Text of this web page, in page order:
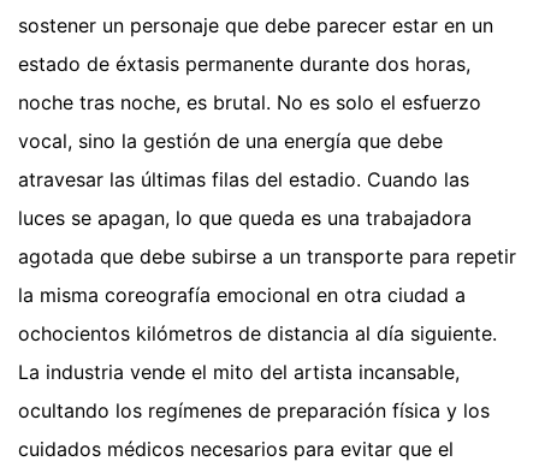
sostener un personaje que debe parecer estar en un
estado de éxtasis permanente durante dos horas,
noche tras noche, es brutal. No es solo el esfuerzo
vocal, sino la gestión de una energía que debe
atravesar las últimas filas del estadio. Cuando las
luces se apagan, lo que queda es una trabajadora
agotada que debe subirse a un transporte para repetir
la misma coreografía emocional en otra ciudad a
ochocientos kilómetros de distancia al día siguiente.
La industria vende el mito del artista incansable,
ocultando los regímenes de preparación física y los
cuidados médicos necesarios para evitar que el